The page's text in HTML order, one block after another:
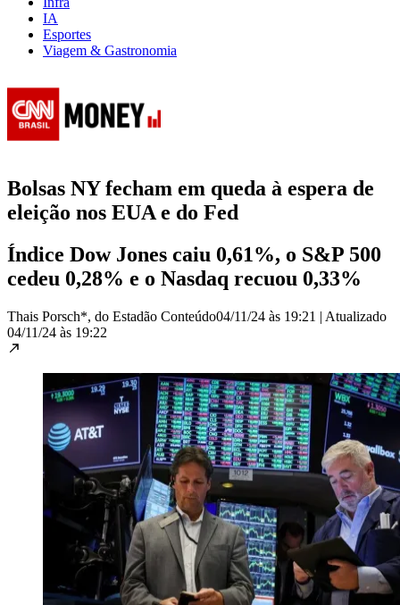
IA
Esportes
Viagem & Gastronomia
Bolsas NY fecham em queda à espera de
eleição nos EUA e do Fed
Índice Dow Jones caiu 0,61%, o S&P 500
cedeu 0,28% e o Nasdaq recuou 0,33%
Thais Porsch*, do Estadão Conteúdo04/11/24 às 19:21 | Atualizado
04/11/24 às 19:22